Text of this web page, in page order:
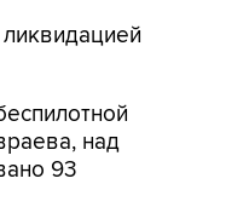
над
93